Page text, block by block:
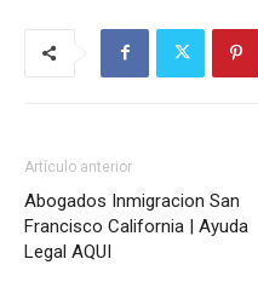
Artículo anterior
Abogados Inmigracion San
Francisco California | Ayuda
Legal AQUI